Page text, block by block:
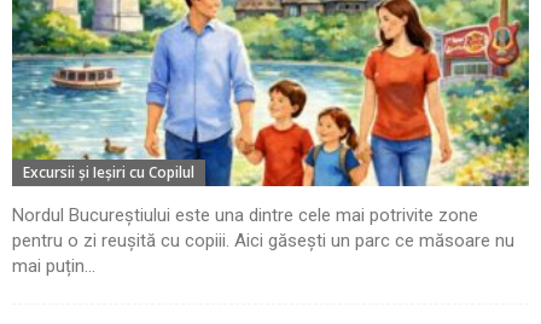
Excursii şi Ieşiri cu Copilul
Nordul Bucureștiului este una dintre cele mai potrivite zone
pentru o zi reușită cu copiii. Aici găsești un parc ce măsoare nu
mai puțin...